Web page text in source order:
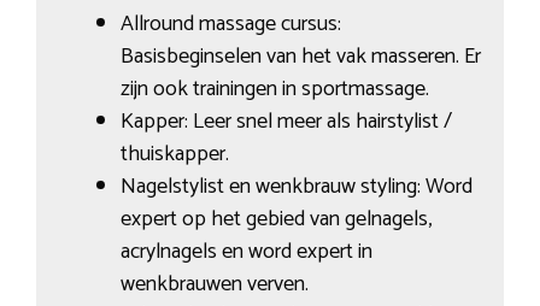
Allround massage cursus:
Basisbeginselen van het vak masseren. Er
zijn ook trainingen in sportmassage.
Kapper: Leer snel meer als hairstylist /
thuiskapper.
Nagelstylist en wenkbrauw styling: Word
expert op het gebied van gelnagels,
acrylnagels en word expert in
wenkbrauwen verven.